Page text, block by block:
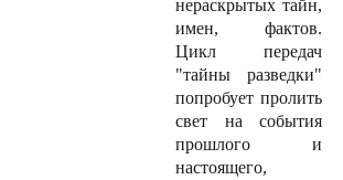
нераскрытых тайн,
имен, фактов.
Цикл передач
"тайны разведки"
попробует пролить
свет на события
прошлого и
настоящего,